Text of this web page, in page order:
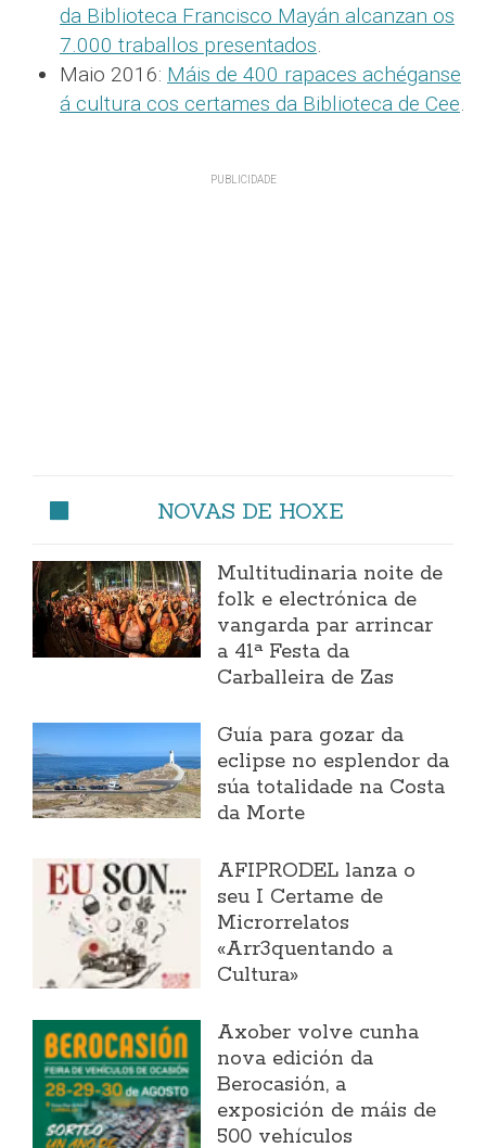
da Biblioteca Francisco Mayán alcanzan os
7.000 traballos presentados.
Maio 2016: Máis de 400 rapaces achéganse
á cultura cos certames da Biblioteca de Cee.
NOVAS DE HOXE
Multitudinaria noite de
folk e electrónica de
vangarda par arrincar
a 41ª Festa da
Carballeira de Zas
Guía para gozar da
eclipse no esplendor da
súa totalidade na Costa
da Morte
AFIPRODEL lanza o
seu I Certame de
Microrrelatos
«Arr3quentando a
Cultura»
Axober volve cunha
nova edición da
Berocasión, a
exposición de máis de
500 vehículos